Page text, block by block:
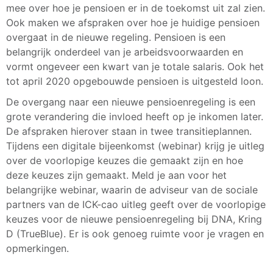
mee over hoe je pensioen er in de toekomst uit zal zien.
Ook maken we afspraken over hoe je huidige pensioen
overgaat in de nieuwe regeling. Pensioen is een
belangrijk onderdeel van je arbeidsvoorwaarden en
vormt ongeveer een kwart van je totale salaris. Ook het
tot april 2020 opgebouwde pensioen is uitgesteld loon.
De overgang naar een nieuwe pensioenregeling is een
grote verandering die invloed heeft op je inkomen later.
De afspraken hierover staan in twee transitieplannen.
Tijdens een digitale bijeenkomst (webinar) krijg je uitleg
over de voorlopige keuzes die gemaakt zijn en hoe
deze keuzes zijn gemaakt. Meld je aan voor het
belangrijke webinar, waarin de adviseur van de sociale
partners van de ICK-cao uitleg geeft over de voorlopige
keuzes voor de nieuwe pensioenregeling bij DNA, Kring
D (TrueBlue). Er is ook genoeg ruimte voor je vragen en
opmerkingen.